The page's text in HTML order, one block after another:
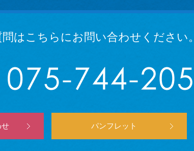
は こちらにお問い合わせください。
せ パンフレット